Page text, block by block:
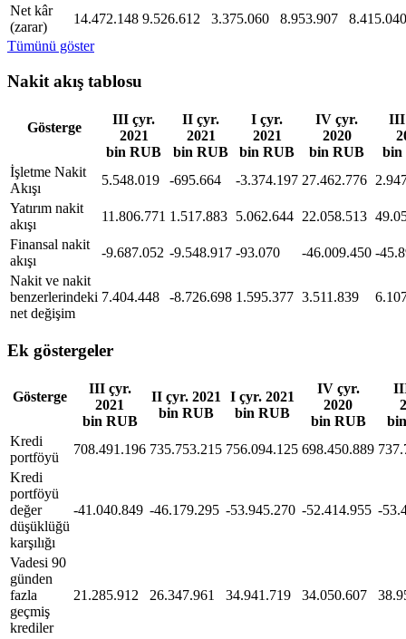
Net kâr
(zarar)
14.472.148 9.526.612 3.375.060 8.953.907
8.415.040
Tümünü göster
Nakit akış tablosu
Gösterge
III çyr.
2021
bin RUB
II çyr.
2021
bin RUB
I çyr.
2021
bin RUB
IV çyr.
2020
bin RUB
III
bin
İşletme Nakit
Akışı
5.548.019 -695.664 -3.374.197 27.462.776
Yatırım nakit
akışı
11.806.771 1.517.883 5.062.644 22.058.513
Finansal nakit
akışı
-9.687.052 -9.548.917 -93.070 -46.009.450 -
Nakit ve nakit
benzerlerindeki
net değişim
7.404.448 -8.726.698 1.595.377 3.511.839
Ek göstergeler
Gösterge
III çyr.
2021
bin RUB
II çyr. 2021
bin RUB
I çyr. 2021
bin RUB
IV çyr.
2020
bin RUB
Kredi
portföyü
708.491.196 735.753.215 756.094.125 698.450.889
Kredi
portföyü
değer
düşüklüğü
karşılığı
-41.040.849 -46.179.295 -53.945.270 -52.414.955 -
Vadesi 90
günden
fazla
geçmiş
krediler
21.285.912 26.347.961 34.941.719 34.050.607